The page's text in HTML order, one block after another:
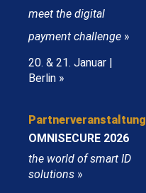
meet the digital
payment challenge »
20. & 21. Januar |
Berlin »
Partnerveranstaltung
OMNISECURE 2026
the world of smart ID
solutions »